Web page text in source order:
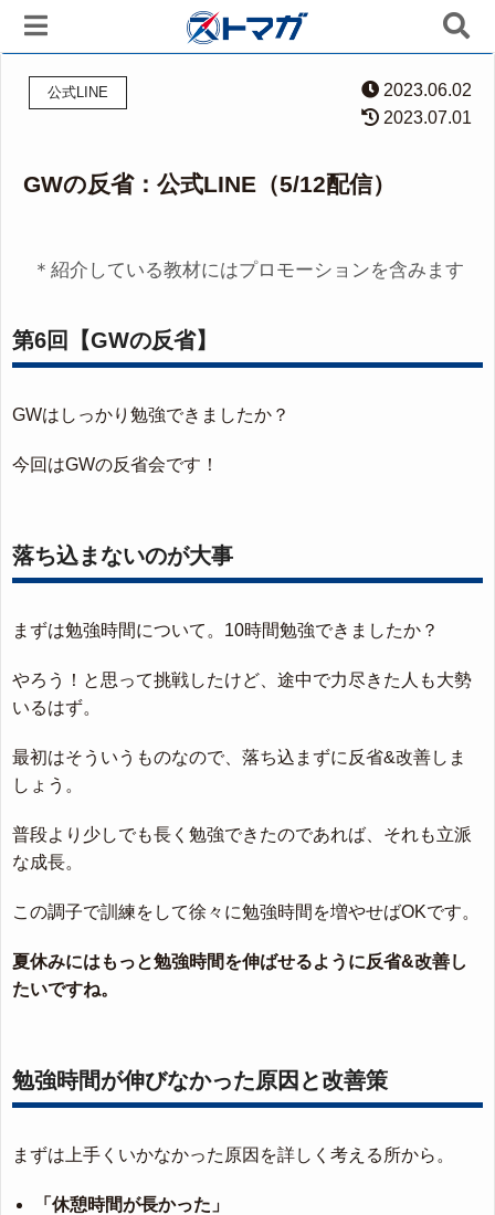
公式LINE
2023.06.02
2023.07.01
GWの反省：公式LINE（5/12配信）
＊紹介している教材にはプロモーションを含みます
第6回【GWの反省】
GWはしっかり勉強できましたか？
今回はGWの反省会です！
落ち込まないのが大事
まずは勉強時間について。10時間勉強できましたか？
やろう！と思って挑戦したけど、途中で力尽きた人も大勢
いるはず。
最初はそういうものなので、落ち込まずに反省&改善しま
しょう。
普段より少しでも長く勉強できたのであれば、それも立派
な成長。
この調子で訓練をして徐々に勉強時間を増やせばOKです。
夏休みにはもっと勉強時間を伸ばせるように反省&改善し
たいですね。
勉強時間が伸びなかった原因と改善策
まずは上手くいかなかった原因を詳しく考える所から。
「休憩時間が長かった」